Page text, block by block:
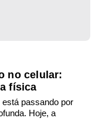
no celular:
física
passando por
Hoje, a